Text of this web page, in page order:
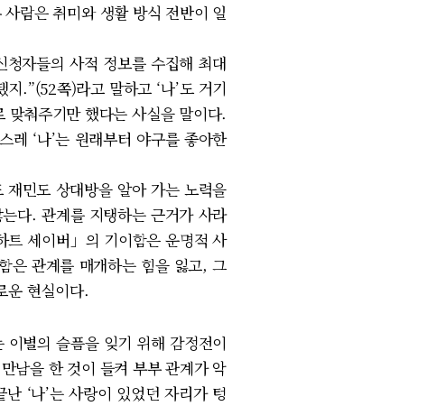
람은 취미와 생활 방식 전반이 일
자들의 사적 정보를 수집해 최대
.”(52쪽)라고 말하고 ‘나’도 거기
맞춰주기만 했다는 사실을 말이다.
레 ‘나’는 원래부터 야구를 좋아한
재민도 상대방을 알아 가는 노력을
다. 관계를 지탱하는 근거가 사라
세이버」의 기이함은 운명적 사
은 관계를 매개하는 힘을 잃고, 그
운 현실이다.
이별의 슬픔을 잊기 위해 감정전이
남을 한 것이 들켜 부부 관계가 악
‘나’는 사랑이 있었던 자리가 텅